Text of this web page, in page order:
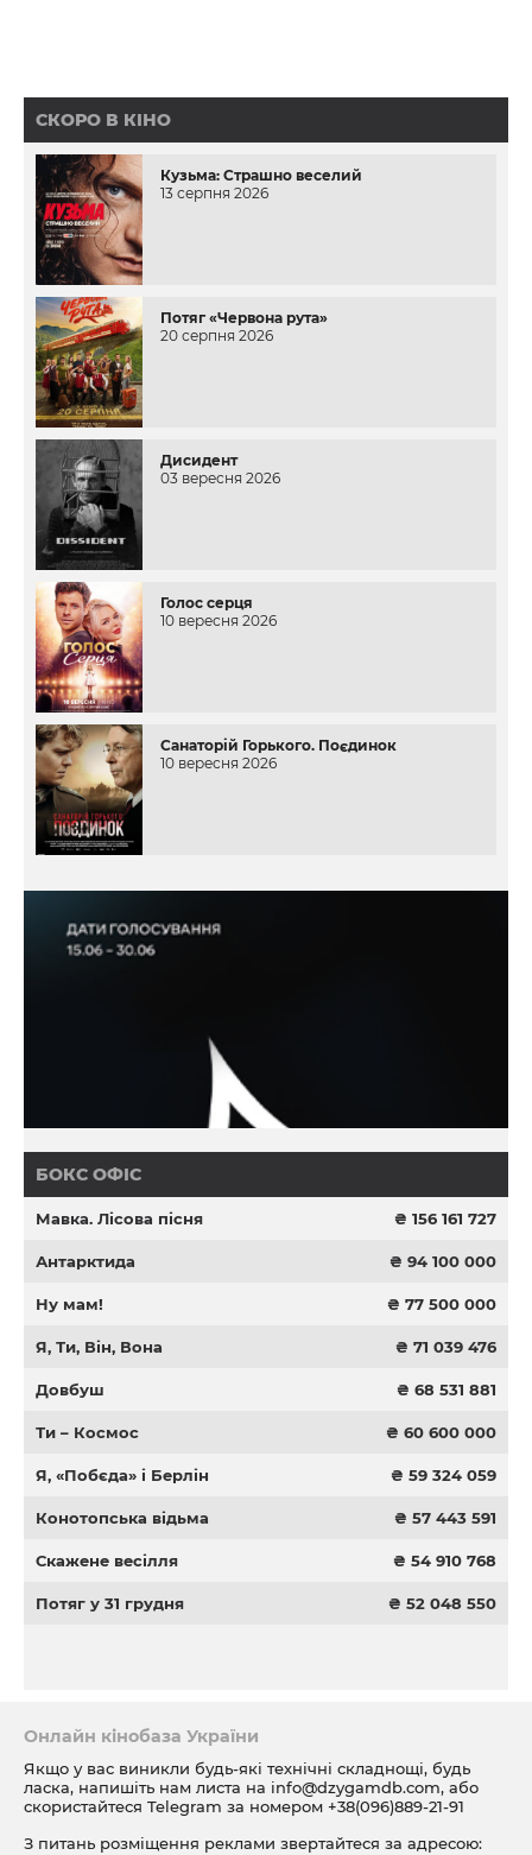
СКОРО В КІНО
Кузьма: Страшно веселий
13 серпня 2026
Потяг «Червона рута»
20 серпня 2026
Дисидент
03 вересня 2026
Голос серця
10 вересня 2026
Санаторій Горького. Поєдинок
10 вересня 2026
БОКС ОФІС
Мавка. Лісова пісня ₴ 156 161 727
Антарктида ₴ 94 100 000
Ну мам! ₴ 77 500 000
Я, Ти, Він, Вона ₴ 71 039 476
Довбуш ₴ 68 531 881
Ти – Космос ₴ 60 600 000
Я, «Побєда» і Берлін ₴ 59 324 059
Конотопська відьма ₴ 57 443 591
Скажене весілля ₴ 54 910 768
Потяг у 31 грудня ₴ 52 048 550
Онлайн кінобаза України
Якщо у вас виникли будь-які технічні складнощі, будь
ласка, напишіть нам листа на info@dzygamdb.com, або
скористайтеся Telegram за номером +38(096)889-21-91
З питань розміщення реклами звертайтеся за адресою: